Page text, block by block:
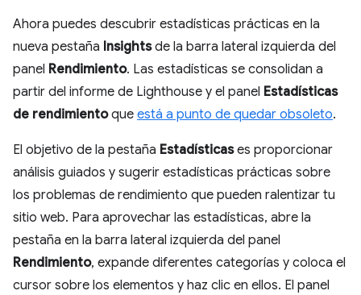
Ahora puedes descubrir estadísticas prácticas en la
nueva pestaña Insightsde la barra lateral izquierda del
panel Rendimiento. Las estadísticas se consolidan a
partir del informe de Lighthouse y el panel Estadísticas
de rendimientoque está a punto de quedar obsoleto.
El objetivo de la pestaña Estadísticases proporcionar
análisis guiados y sugerir estadísticas prácticas sobre
los problemas de rendimiento que pueden ralentizar tu
sitio web. Para aprovechar las estadísticas, abre la
pestaña en la barra lateral izquierda del panel
Rendimiento, expande diferentes categorías y coloca el
cursor sobre los elementos y haz clic en ellos. El panel